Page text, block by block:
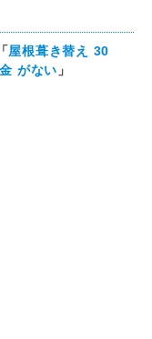
屋根葺き替え 30
がない 」